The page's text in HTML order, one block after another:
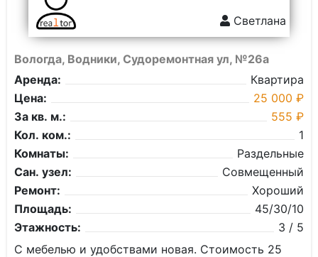
Светлана
Вологда, Водники, Судоремонтная ул, №26а
Аренда:
Квартира
Цена:
25 000 ₽
За кв. м.:
555 ₽
Кол. ком.:
1
Комнаты:
Раздельные
Сан. узел:
Совмещенный
Ремонт:
Хороший
Площадь:
45/30/10
Этажность:
3 / 5
С мебелью и удобствами новая. Стоимость 25